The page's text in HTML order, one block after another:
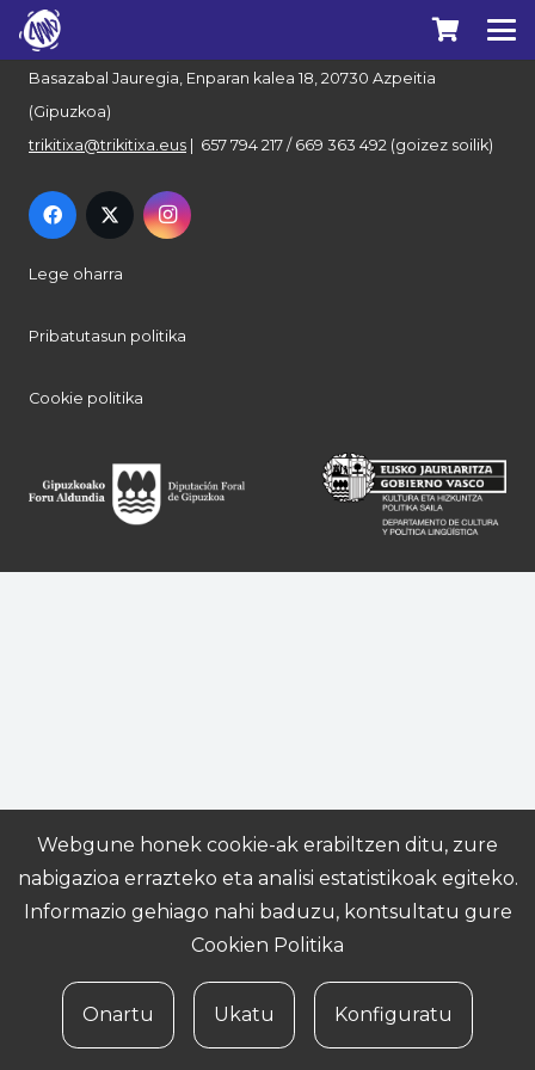
Euskal Herriko Trikitixa Elkartea
Basazabal Jauregia, Enparan kalea 18, 20730 Azpeitia
(Gipuzkoa)
trikitixa@trikitixa.eus | 657 794 217 / 669 363 492 (goizez soilik)
Lege oharra
Pribatutasun politika
Cookie politika
Webgune honek cookie-ak erabiltzen ditu, zure
nabigazioa errazteko eta analisi estatistikoak egiteko.
Informazio gehiago nahi baduzu, kontsultatu gure
Cookien Politika
Onartu Ukatu Konfiguratu